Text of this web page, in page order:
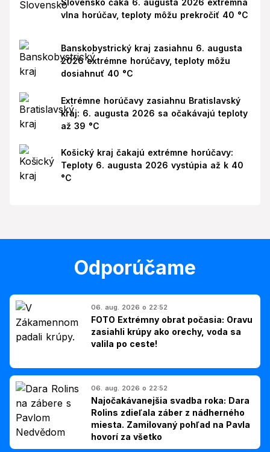
Slovensko čaká 6. augusta 2026 extrémna
vlna horúčav, teploty môžu prekročiť 40 °C
Banskobystrický kraj zasiahnu 6. augusta
2026 extrémne horúčavy, teploty môžu
dosiahnuť 40 °C
Extrémne horúčavy zasiahnu Bratislavský
kraj: 6. augusta 2026 sa očakávajú teploty
až 39 °C
Košický kraj čakajú extrémne horúčavy:
Teploty 6. augusta 2026 vystúpia až k 40
°C
Odporúčame
06. aug. 2026 o 22:52
FOTO Extrémny obrat počasia: Oravu
zasiahli krúpy ako orechy, voda sa
valila po ceste!
06. aug. 2026 o 22:52
Najočakávanejšia svadba roka: Dara
Rolins zdieľala záber z nádherného
miesta. Zamilovaný pohľad na Pavla
hovorí za všetko